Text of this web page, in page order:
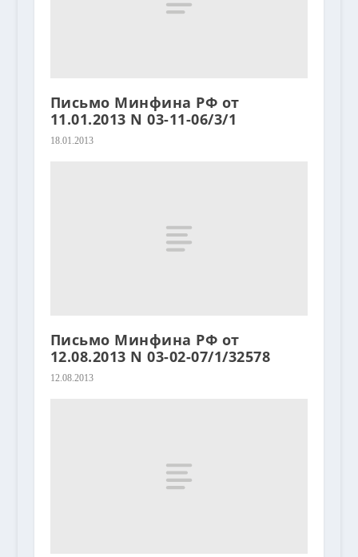
Письмо Минфина РФ от
11.01.2013 N 03-11-06/3/1
18.01.2013
Письмо Минфина РФ от
12.08.2013 N 03-02-07/1/32578
12.08.2013